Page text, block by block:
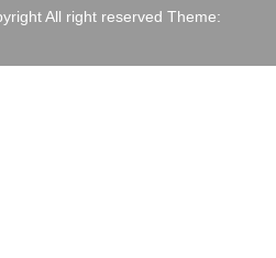
All right reserved Theme: